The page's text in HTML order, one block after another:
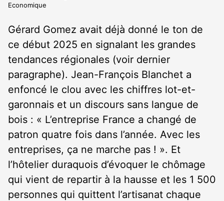
Economique
Gérard Gomez avait déjà donné le ton de
ce début 2025 en signalant les grandes
tendances régionales (voir dernier
paragraphe). Jean-François Blanchet a
enfoncé le clou avec les chiffres lot-et-
garonnais et un discours sans langue de
bois : « L’entreprise France a changé de
patron quatre fois dans l’année. Avec les
entreprises, ça ne marche pas ! ». Et
l’hôtelier duraquois d’évoquer le chômage
qui vient de repartir à la hausse et les 1 500
personnes qui quittent l’artisanat chaque